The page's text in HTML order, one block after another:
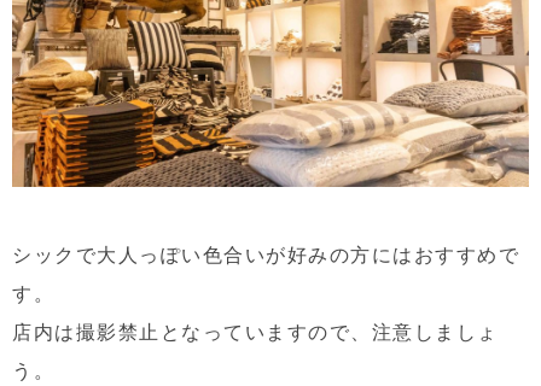
シックで大人っぽい色合いが好みの方にはおすすめで
す。
店内は撮影禁止となっていますので、注意しましょ
う。